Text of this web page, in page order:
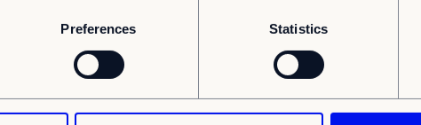
Preferences Statistics
bygg, hantverk eller liknande, till
mattläggning, takarbete eller
relevant
uppskattar variation i vardagen
(1 dags utbildning kan erbjudas)
krävs för att kunna utföra arbetet